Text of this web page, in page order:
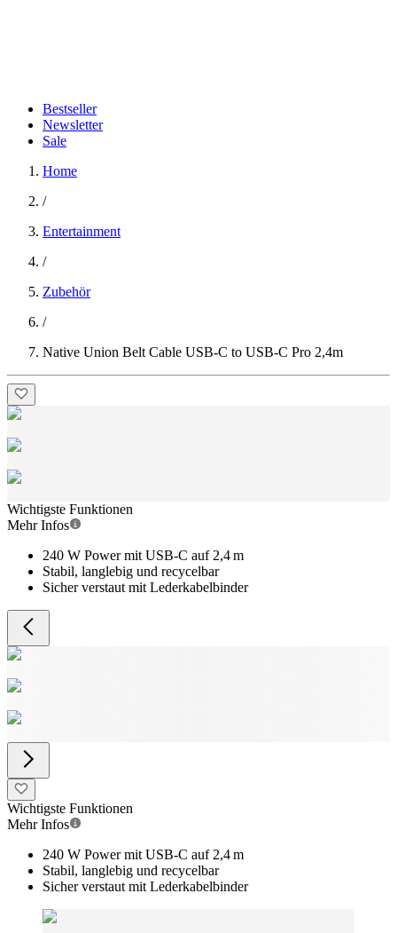
Bestseller
Newsletter
Sale
Home
/
Entertainment
/
Zubehör
/
Native Union Belt Cable USB-C to USB-C Pro 2,4m
Wichtigste Funktionen
Mehr Infos
240 W Power mit USB-C auf 2,4 m
Stabil, langlebig und recycelbar
Sicher verstaut mit Lederkabelbinder
Wichtigste Funktionen
Mehr Infos
240 W Power mit USB-C auf 2,4 m
Stabil, langlebig und recycelbar
Sicher verstaut mit Lederkabelbinder